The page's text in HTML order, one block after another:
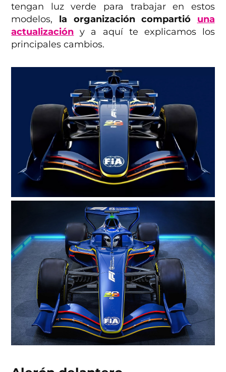
tengan luz verde para trabajar en estos
modelos, la organización compartió una
actualización y a aquí te explicamos los
principales cambios.